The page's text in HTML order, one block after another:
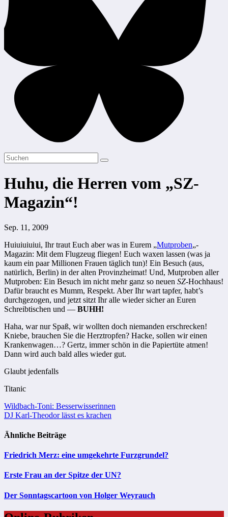
Huhu, die Herren vom „SZ-
Magazin“!
Sep. 11, 2009
Huiuiuiuiui, Ihr traut Euch aber was in Eurem „Mutproben„-
Magazin: Mit dem Flugzeug fliegen! Euch waxen lassen (was ja
kaum ein paar Millionen Frauen täglich tun)! Ein Besuch (aus,
natürlich, Berlin) in der alten Provinzheimat! Und, Mutproben aller
Mutproben: Ein Besuch im nicht mehr ganz so neuen SZ-Hochhaus!
Dafür braucht es Mumm, Respekt. Aber Ihr wart tapfer, habt’s
durchgezogen, und jetzt sitzt Ihr alle wieder sicher an Euren
Schreibtischen und — BUHH!
Haha, war nur Spaß, wir wollten doch niemanden erschrecken!
Kniebe, brauchen Sie die Herztropfen? Hacke, sollen wir einen
Krankenwagen…? Gertz, immer schön in die Papiertüte atmen!
Dann wird auch bald alles wieder gut.
Glaubt jedenfalls
Titanic
Beitragsnavigation
Wildbach-Toni: Besserwisserinnen
DJ Karl-Theodor lässt es krachen
Ähnliche Beiträge
Friedrich Merz: eine umgekehrte Furzgrundel?
Erste Frau an der Spitze der UN?
Der Sonntagscartoon von Holger Weyrauch